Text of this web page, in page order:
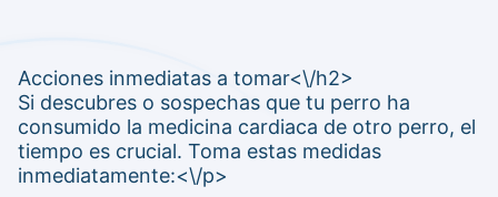
Acciones inmediatas a tomar<\/h2>
Si descubres o sospechas que tu perro ha
consumido la medicina cardiaca de otro perro, el
tiempo es crucial. Toma estas medidas
inmediatamente:<\/p>